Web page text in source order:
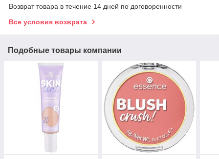
Возврат товара в течение 14 дней по договоренности
Все условия возврата
Подобные товары компании